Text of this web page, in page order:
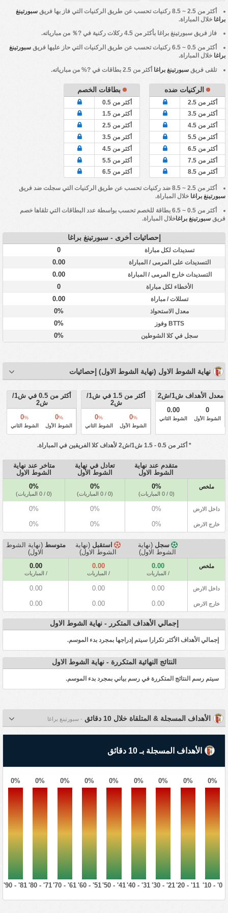
أكثر من 2.5 ~ 8.5 ركنيات تحسب عن طريق الركنيات التي فاز بها فريق
سبورتينغ
براغا خلال المباراة.
فاز فريق سبورتينغ براغا بأكثر من 4.5 ركلات ركنية في ?％ من مبارياته.
أكثر من 0.5 ~ 6.5 ركنيات تحسب عن طريق الركنيات التي حاز عليها فريق
سبورتينغ
براغا خلال المباراة.
تلقى فريق سبورتينغ براغا أكثر من 2.5 بطاقات في ?% من مبارياته.
الركنيات ضده
أكثر من 2.5
أكثر من 3.5
أكثر من 4.5
أكثر من 5.5
أكثر من 6.5
أكثر من 7.5
أكثر من 8.5
بطاقات الخصم
أكثر من 0.5
أكثر من 1.5
أكثر من 2.5
أكثر من 3.5
أكثر من 4.5
أكثر من 5.5
أكثر من 6.5
أكثر من 2.5 ~ 8.5 ضد ركنيات تحسب عن طريق الركنيات التي سجلت ضد فريق
سبورتينغ براغا خلال المباراة.
أكثر من 0.5 ~ 6.5 بطاقة للخصم تحسب بواسطة عدد البطاقات التي تلقاها خصم
فريق سبورتينغ براغاخلال المباراة.
إحصائيات أخرى - سبورتينغ براغا
تسديدات لكل مباراة 0
التسديدات على المرمى / المباراة 0.00
التسديدات خارج المرمى / المباراة 0.00
الأخطاء لكل مباراة 0
تسللات / مباراة 0.00
معدل الاستحواذ 0%
BTTS وفوز 0%
سجل في كلا الشوطين 0%
نهاية الشوط الاول (نهاية الشوط الاول) إحصائيات
معدل الأهداف ش1/ش2
0
الشوط الأول
0.00
الشوط الثاني
أكثر من 1.5 في ش1/
ش2
0%
الشوط الأول
0%
الشوط الثاني
أكثر من 0.5 في ش1/
ش2
0%
الشوط الأول
0%
الشوط الثاني
* أكثر من 0.5 - 1.5 ش1/ش2 لأهداف كلا الفريقين في المباراة.
متقدم عند نهاية
الشوط الاول
تعادل في نهاية
الشوط الأول
متاخر عند نهاية
الشوط الاول
ملخص 0%
(0 / 0 المباريات)
0%
(0 / 0 المباريات)
0%
(0 / 0 المباريات)
داخل الارض 0%
0%
0%
خارج الارض 0%
0%
0%
سجل (نهاية
الشوط الاول)
استقبل (نهاية
الشوط الاول)
متوسط (نهاية الشوط
الاول)
ملخص 0.00
/ المباريات
0.00
/ المباريات
0.00
/ المباريات
داخل الارض 0.00
0.00
0.00
خارج الارض 0.00
0.00
0.00
إجمالي الأهداف المتكرر - نهاية الشوط الاول
إجمالي الأهداف الأكثر تكرارا سيتم إدراجها بمجرد بدء الموسم.
النتائج النهائية المتكررة - نهاية الشوط الاول
سيتم رسم النتائج المتكررة في رسم بياني بمجرد بدء الموسم.
الأهداف المسجلة & المتلقاة خلال 10 دقائق - سبورتينغ براغا
الأهداف المسجلة بـ 10 دقائق
0% 0% 0% 0% 0% 0% 0% 0% 0%
81' - 90' 71' - 80' 61' - 70' 51' - 60' 41' - 50' 31' - 40' 21' - 30' 11' - 20' 0' - 10'